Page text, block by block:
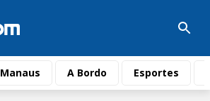
Manaus A Bordo Esportes